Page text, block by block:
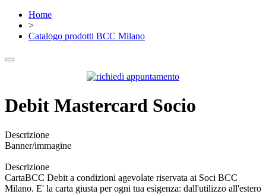
Home
>
Catalogo prodotti BCC Milano
Debit Mastercard Socio
Descrizione
Banner/immagine
Descrizione
CartaBCC Debit a condizioni agevolate riservata ai Soci BCC
Milano. E' la carta giusta per ogni tua esigenza: dall'utilizzo all'estero